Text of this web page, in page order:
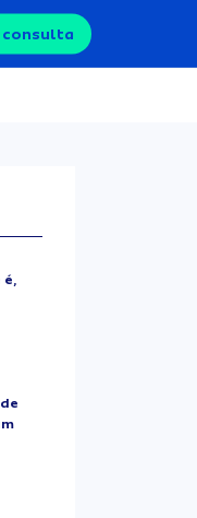
consulta
é,